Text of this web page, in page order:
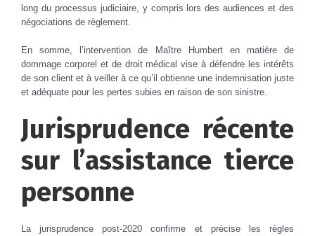
long du processus judiciaire, y compris lors des audiences et des
négociations de règlement.
En somme, l’intervention de Maître Humbert en matière de
dommage corporel et de droit médical vise à défendre les intérêts
de son client et à veiller à ce qu’il obtienne une indemnisation juste
et adéquate pour les pertes subies en raison de son sinistre.
Jurisprudence récente
sur l’assistance tierce
personne
La jurisprudence post-2020 confirme et précise les règles